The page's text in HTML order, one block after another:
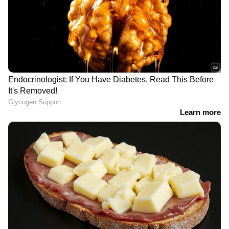
LATEST VIDEOS
മഴ നിയന്ത്രണങ്ങൾക്കിടെ
വയനാട്ടിൽ സ്വകാര്യ കമ്പനിയുടെ
പാറ പൊട്ടിക്കൽ; ആശങ്കയിൽ